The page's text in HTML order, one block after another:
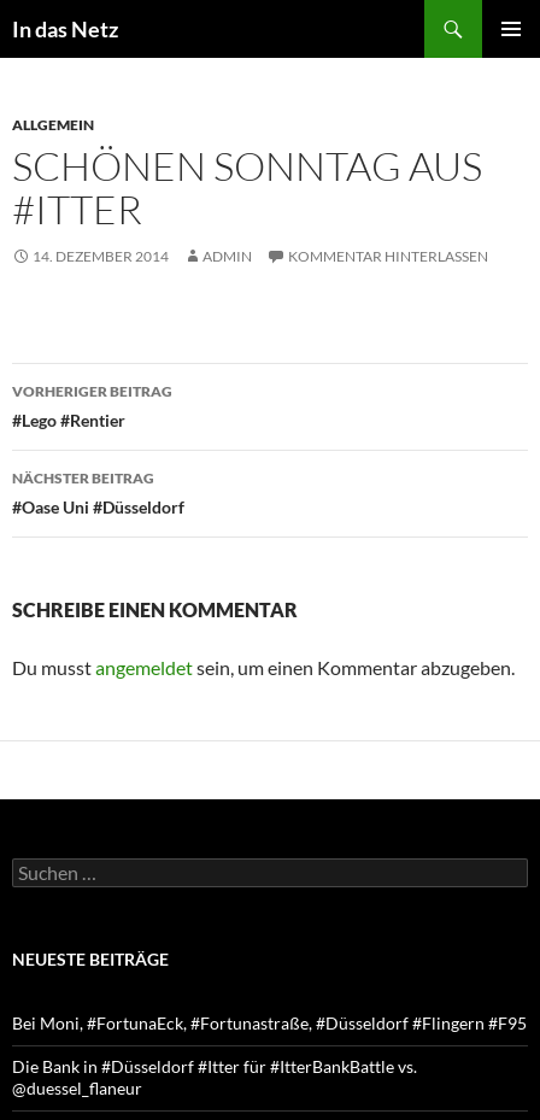
Inhalt
In das Netz
ALLGEMEIN
SCHÖNEN SONNTAG AUS
#ITTER
14. DEZEMBER 2014 ADMIN KOMMENTAR HINTERLASSEN
Beitragsnavigation
VORHERIGER BEITRAG
#Lego #Rentier
NÄCHSTER BEITRAG
#Oase Uni #Düsseldorf
SCHREIBE EINEN KOMMENTAR
Du musstangemeldetsein, um einen Kommentar abzugeben.
Suchen
nach:
NEUESTE BEITRÄGE
Bei Moni, #FortunaEck, #Fortunastraße, #Düsseldorf #Flingern #F95
Die Bank in #Düsseldorf #Itter für #ItterBankBattle vs.
@duessel_flaneur